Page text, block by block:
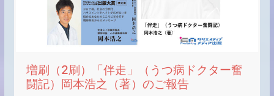
増刷（2刷）「伴走」（うつ病ドクター奮
闘記）岡本浩之（著）のご報告